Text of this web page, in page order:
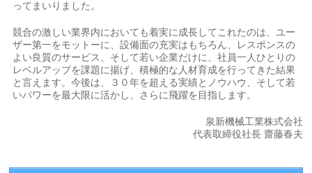
ってまいりました。
競合の激しい業界内においても着実に成長してこれたのは、ユー
ザー第一をモットーに、設備面の充実はもちろん、レスポンスの
よい良質のサービス、そして若い企業だけに、社員一人ひとりの
レベルアップを課題に揚げ、積極的な人材育成を行ってきた結果
と言えます。今後は、３０年を超える実績とノウハウ、そして若
いパワーを最大限に活かし、さらに飛躍を目指します。
泉新機械工業株式会社
代表取締役社長 齋藤春夫